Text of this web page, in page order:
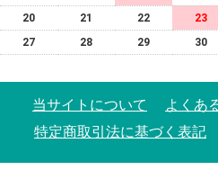
20
21 22 23
27
28 29 30
当サイトについて よくあ
特定商取引法に基づく表記